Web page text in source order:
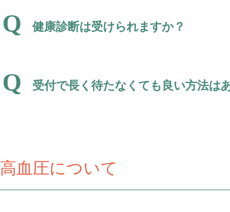
健康診断は受けられますか？
受付で長く待たなくても良い方法は
高血圧について